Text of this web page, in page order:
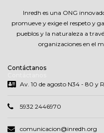
promueve y exige el respeto y
pueblos y la naturaleza a
organizaciones en el
Contáctanos